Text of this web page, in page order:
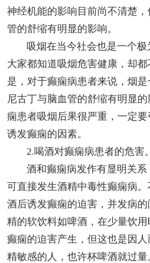
神经机能的影响目前尚不清楚，
管的舒缩有明显的影响。
吸烟在当今社会也是一个极
大家都知道吸烟危害健康，却
是，对于癫痫病患者来说，烟
尼古丁与脑血管的舒缩有明显
痫患者吸烟后果很严重，一定
诱发癫痫的因素。
2.喝酒对癫痫病患者的危害。
酒和癫痫病发作有显明关系
可直接发生酒精中毒性癫痫病
酒后诱发癫痫的迫害，并发病
精的软饮料如啤酒，在少量饮
癫痫的迫害产生，但这也是因
精敏感的人，也许杯啤酒就过